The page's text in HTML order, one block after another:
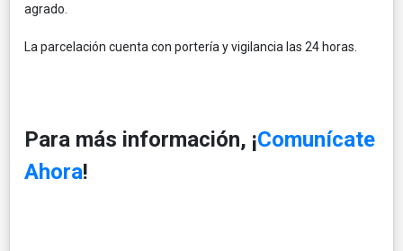
agrado.
La parcelación cuenta con portería y vigilancia las 24 horas.
Para más información, ¡Comunícate
Ahora!